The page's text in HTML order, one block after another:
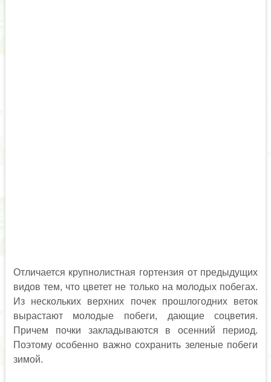
Отличается крупнолистная гортензия от предыдущих
видов тем, что цветет не только на молодых побегах.
Из нескольких верхних почек прошлогодних веток
вырастают молодые побеги, дающие соцветия.
Причем почки закладываются в осенний период.
Поэтому особенно важно сохранить зеленые побеги
зимой.